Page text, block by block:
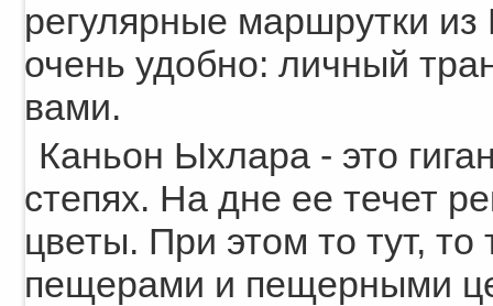
регулярные маршрутки
очень удобно: личный
вами.
Каньон Ыхлара - это
степях. На дне ее течет
цветы. При этом то тут,
пещерами и пещерными